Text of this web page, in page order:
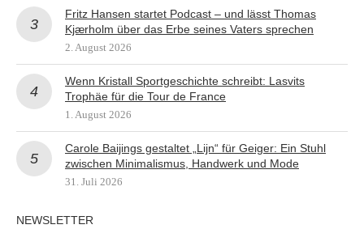
Fritz Hansen startet Podcast – und lässt Thomas
Kjærholm über das Erbe seines Vaters sprechen
2. August 2026
Wenn Kristall Sportgeschichte schreibt: Lasvits
Trophäe für die Tour de France
1. August 2026
Carole Baijings gestaltet „Lijn“ für Geiger: Ein Stuhl
zwischen Minimalismus, Handwerk und Mode
31. Juli 2026
NEWSLETTER